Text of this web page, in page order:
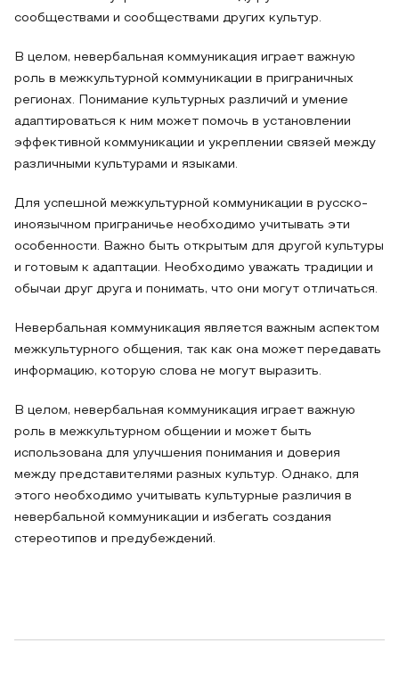
сообществами и сообществами других культур.
В целом, невербальная коммуникация играет важную
роль в межкультурной коммуникации в приграничных
регионах. Понимание культурных различий и умение
адаптироваться к ним может помочь в установлении
эффективной коммуникации и укреплении связей между
различными культурами и языками.
Для успешной межкультурной коммуникации в русско-
иноязычном приграничье необходимо учитывать эти
особенности. Важно быть открытым для другой культуры
и готовым к адаптации. Необходимо уважать традиции и
обычаи друг друга и понимать, что они могут отличаться.
Невербальная коммуникация является важным аспектом
межкультурного общения, так как она может передавать
информацию, которую слова не могут выразить.
В целом, невербальная коммуникация играет важную
роль в межкультурном общении и может быть
использована для улучшения понимания и доверия
между представителями разных культур. Однако, для
этого необходимо учитывать культурные различия в
невербальной коммуникации и избегать создания
стереотипов и предубеждений.